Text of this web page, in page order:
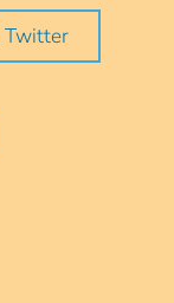
Twitter